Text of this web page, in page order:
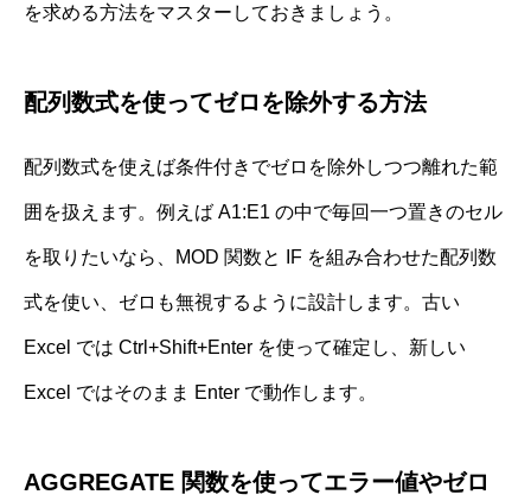
を求める方法をマスターしておきましょう。
配列数式を使ってゼロを除外する方法
配列数式を使えば条件付きでゼロを除外しつつ離れた範
囲を扱えます。例えば A1:E1 の中で毎回一つ置きのセル
を取りたいなら、MOD 関数と IF を組み合わせた配列数
式を使い、ゼロも無視するように設計します。古い
Excel では Ctrl+Shift+Enter を使って確定し、新しい
Excel ではそのまま Enter で動作します。
AGGREGATE 関数を使ってエラー値やゼロ